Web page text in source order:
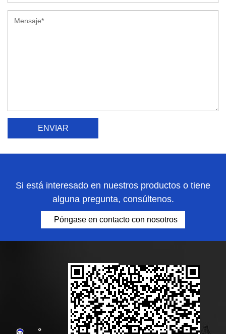
Si está interesado en nuestros productos o tiene
alguna pregunta, consúltenos.
Póngase en contacto con nosotros